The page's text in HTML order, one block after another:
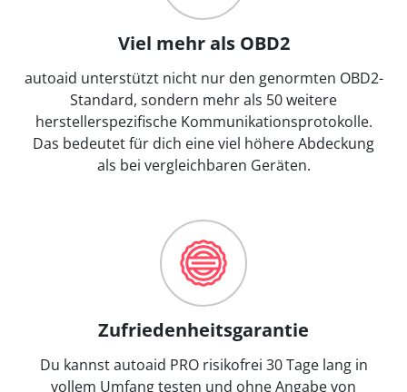
Viel mehr als OBD2
autoaid unterstützt nicht nur den genormten OBD2-
Standard, sondern mehr als 50 weitere
herstellerspezifische Kommunikationsprotokolle.
Das bedeutet für dich eine viel höhere Abdeckung
als bei vergleichbaren Geräten.
Zufriedenheitsgarantie
Du kannst autoaid PRO risikofrei 30 Tage lang in
vollem Umfang testen und ohne Angabe von